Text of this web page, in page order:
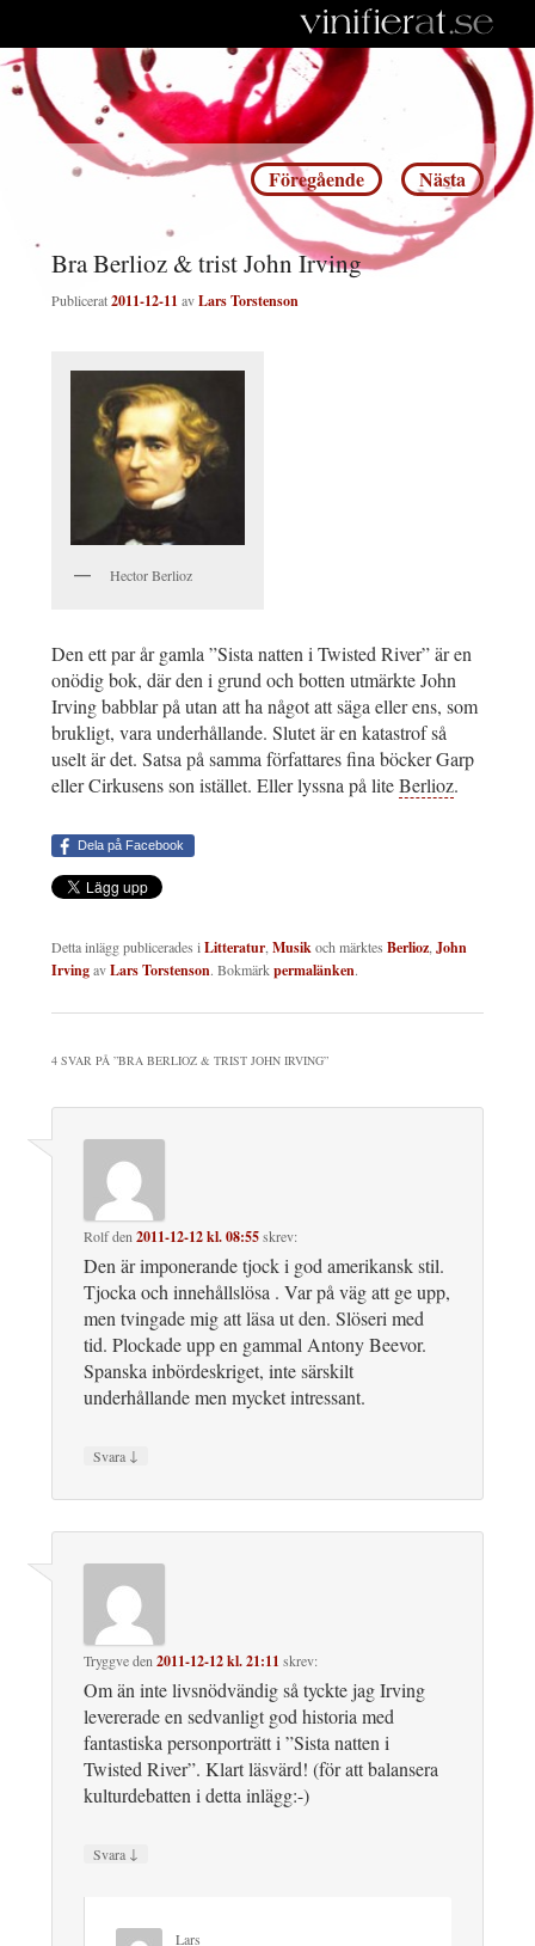
Inläggsnavigering
Föregående Nästa
Bra Berlioz & trist John Irving
Publicerat2011-12-11 avLars Torstenson
Hector Berlioz
Den ett par år gamla ”Sista natten i Twisted River” är en
onödig bok, där den i grund och botten utmärkte John
Irving babblar på utan att ha något att säga eller ens, som
brukligt, vara underhållande. Slutet är en katastrof så
uselt är det. Satsa på samma författares fina böcker Garp
eller Cirkusens son istället. Eller lyssna på liteBerlioz.
Dela på Facebook
Detta inlägg publicerades i Litteratur Musikoch märktes Berlioz John
IrvingavLars Torstenson. Bokmärkpermalänken.
4 SVAR PÅ ”BRA BERLIOZ & TRIST JOHN IRVING”
Rolfden 2011-12-12 kl. 08:55skrev:
Den är imponerande tjock i god amerikansk stil.
Tjocka och innehållslösa . Var på väg att ge upp,
men tvingade mig att läsa ut den. Slöseri med
tid. Plockade upp en gammal Antony Beevor.
Spanska inbördeskriget, inte särskilt
underhållande men mycket intressant.
Svara ↓
Tryggveden 2011-12-12 kl. 21:11 skrev:
Om än inte livsnödvändig så tyckte jag Irving
levererade en sedvanligt god historia med
fantastiska personporträtt i ”Sista natten i
Twisted River”. Klart läsvärd! (för att balansera
kulturdebatten i detta inlägg:-)
Svara ↓
Lars